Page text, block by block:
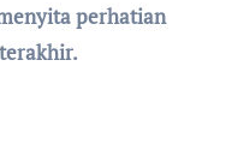
perhatian